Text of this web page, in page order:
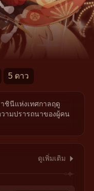
5 ดาว
ชินีแห่งเทศกาลฤดู
ามปรารถนาของผู้คน
ดูเพิ่มเติม